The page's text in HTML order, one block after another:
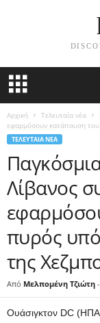
Αρχική Τελευταία νέα
εφαρμόσουν κατάπαυση
ΤΕΛΕΥΤΑΊΑ ΝΈΑ
Λίβανος
πυρός
της
Από Μελπομένη Τζιώτη -
Ουάσιγκτον DC